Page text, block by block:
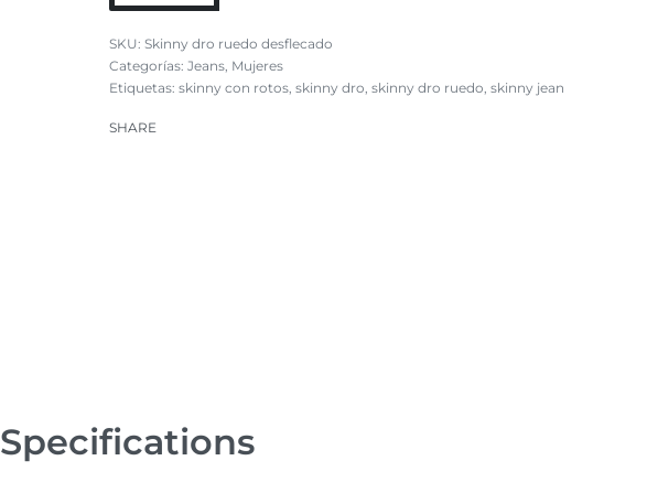
Skinny dro ruedo desflecado
Categorías: Jeans, Mujeres
Etiquetas: skinny con rotos, skinny dro, skinny dro ruedo, skinny jean
SHARE
Specifications